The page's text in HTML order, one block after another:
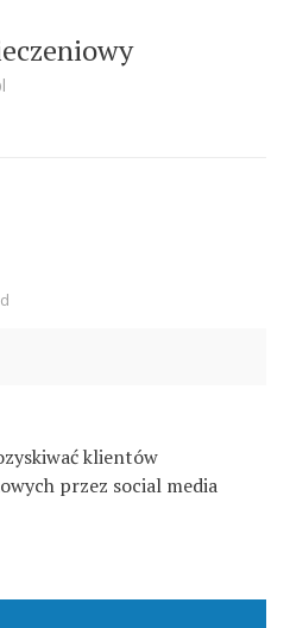
klientów
przez social media